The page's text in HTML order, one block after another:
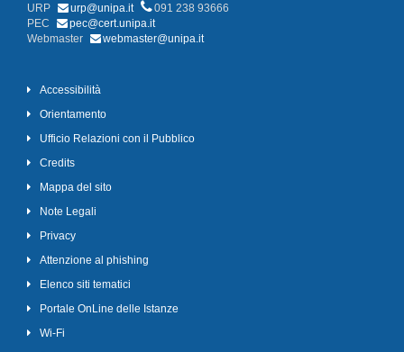
URP
urp@unipa.it
091 238 93666
PEC
pec@cert.unipa.it
Webmaster
webmaster@unipa.it
Accessibilità
Orientamento
Ufficio Relazioni con il Pubblico
Credits
Mappa del sito
Note Legali
Privacy
Attenzione al phishing
Elenco siti tematici
Portale OnLine delle Istanze
Wi-Fi